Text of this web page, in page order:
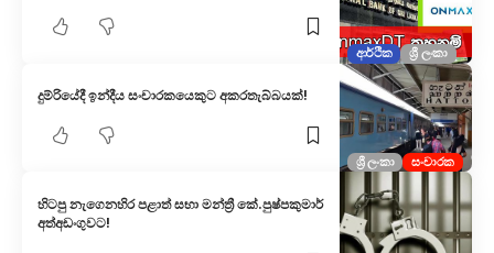
ආර්ථික ශ්‍රී ලංකා
ශ්‍රී ලංකා සංචාරක
දුම්රියේදී ඉන්දීය සංචාරකයෙකුට අකරතැබ්බයක්!
හිටපු නැගෙනහිර පළාත් සභා මන්ත්‍රී කේ.පුෂ්පකුමාර්
අත්අඩංගුවට!